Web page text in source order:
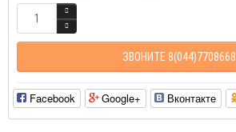
ЗВОНИТЕ 8(044)7708668
Facebook Google+ Вконтакте